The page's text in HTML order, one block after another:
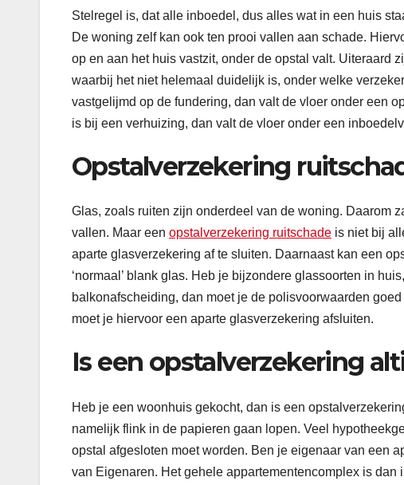
Stelregel is, dat alle inboedel, dus alles wat in een huis
De woning zelf kan ook ten prooi vallen aan schade.
op en aan het huis vastzit, onder de opstal valt. Uiteraard
waarbij het niet helemaal duidelijk is, onder welke
vastgelijmd op de fundering, dan valt de vloer onder een
is bij een verhuizing, dan valt de vloer onder een
Opstalverzekering
Glas, zoals ruiten zijn onderdeel van de woning. Daarom
vallen. Maar een opstalverzekering ruitschade is niet bij
aparte glasverzekering af te sluiten. Daarnaast kan een
‘normaal’ blank glas. Heb je bijzondere glassoorten in
balkonafscheiding, dan moet je de polisvoorwaarden
moet je hiervoor een aparte glasverzekering afsluiten.
Is een opstalverzekering
Heb je een woonhuis gekocht, dan is een
namelijk flink in de papieren gaan lopen. Veel
opstal afgesloten moet worden. Ben je eigenaar van een
van Eigenaren. Het gehele appartementencomplex is